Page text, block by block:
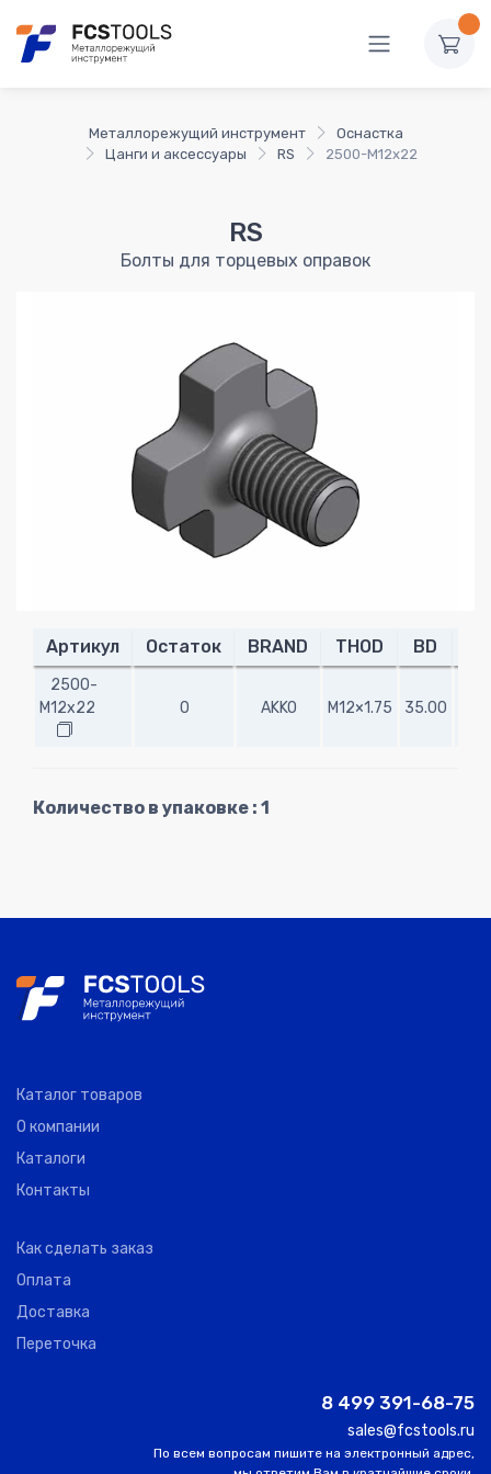
Металлорежущий инструмент
Оснастка
Цанги и аксессуары
RS 2500-M12x22
RS
Болты для торцевых оправок
Артикул Остаток BRAND THOD BD
2500-
M12x22
0 AKKO M12×1.75 35.00
Количество в упаковке : 1
Каталог товаров
О компании
Каталоги
Контакты
Как сделать заказ
Оплата
Доставка
Переточка
8 499 391-68-75
sales@fcstools.ru
По всем вопросам пишите на электронный адрес,